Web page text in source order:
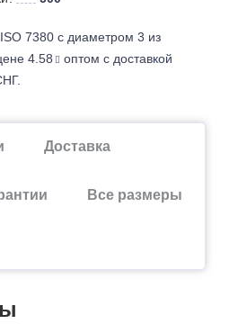
7380 с диаметром 3 из
4.58
оптом с доставкой
Доставка
Все размеры